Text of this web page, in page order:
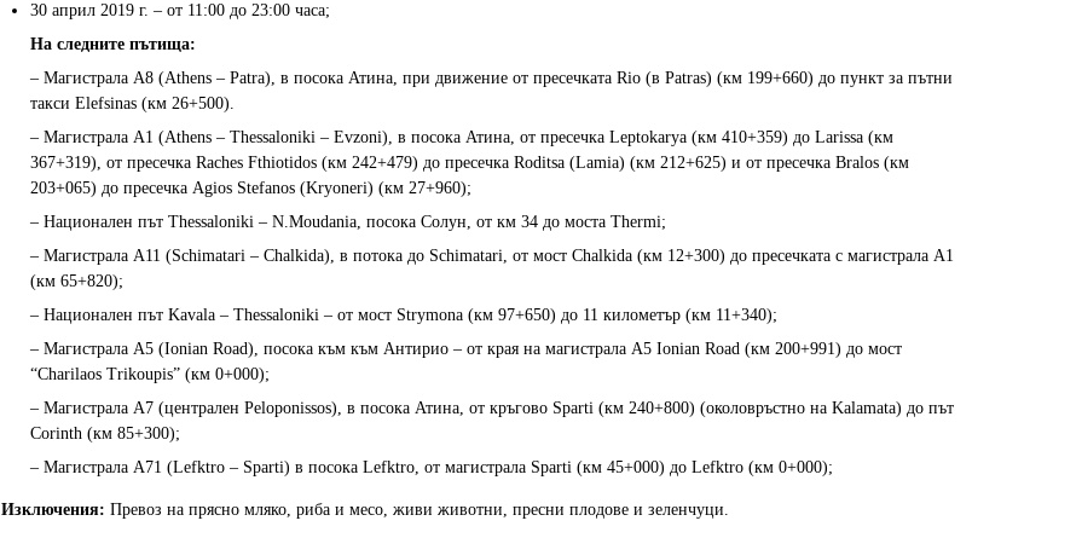
30 април 2019 г. – от 11:00 до 23:00 часа;
На следните пътища:
– Магистрала A8 (Athens – Patra), в посока Атина, при движение от пресечката Rio (в Patras) (км 199+660) до пункт за пътни
такси Elefsinas (км 26+500).
– Магистрала A1 (Athens – Thessaloniki – Evzoni), в посока Атина, от пресечка Leptokarya (км 410+359) до Larissa (км
367+319), от пресечка Raches Fthiotidos (км 242+479) до пресечка Roditsa (Lamia) (км 212+625) и от пресечка Bralos (км
203+065) до пресечка Agios Stefanos (Kryoneri) (км 27+960);
– Национален път Thessaloniki – N.Moudania, посока Солун, от км 34 до моста Thermi;
– Магистрала A11 (Schimatari – Chalkida), в потока до Schimatari, от мост Chalkida (км 12+300) до пресечката с магистрала A1
(км 65+820);
– Национален път Kavala – Thessaloniki – от мост Strymona (км 97+650) до 11 километър (км 11+340);
– Магистрала A5 (Ionian Road), посока към към Антирио – от края на магистрала А5 Ionian Road (км 200+991) до мост
“Charilaos Trikoupis” (км 0+000);
– Магистрала A7 (централен Peloponissos), в посока Атина, от кръгово Sparti (км 240+800) (околовръстно на Kalamata) до път
Corinth (км 85+300);
– Магистрала A71 (Lefktro – Sparti) в посока Lefktro, от магистрала Sparti (км 45+000) до Lefktro (км 0+000);
Изключения: Превоз на прясно мляко, риба и месо, живи животни, пресни плодове и зеленчуци.